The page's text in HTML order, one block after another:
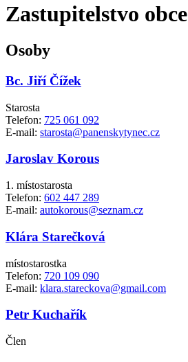
Zastupitelstvo obce
Osoby
Bc. Jiří Čížek
Starosta
Telefon: 725 061 092
E-mail: starosta@panenskytynec.cz
Jaroslav Korous
1. místostarosta
Telefon: 602 447 289
E-mail: autokorous@seznam.cz
Klára Starečková
místostarostka
Telefon: 720 109 090
E-mail: klara.stareckova@gmail.com
Petr Kuchařík
Člen